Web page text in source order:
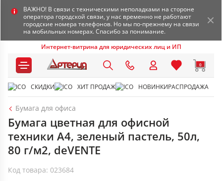
ВАЖНО! В связи с техническими неполадками на стороне
оператора городской связи, у нас временно не работают
городские номера телефонов. Но мы по-прежнему на связи
на мобильных номерах. Спасибо за понимание.
Интернет-витрина для юридических лиц и ИП
0
СКИДКИ ХИТ ПРОДАЖ НОВИНКИРАСПРОДАЖА
Бумага для офиса
Бумага цветная для офисной
техники А4, зеленый пастель, 50л,
80 г/м2, deVENTE
Код товара: 023684